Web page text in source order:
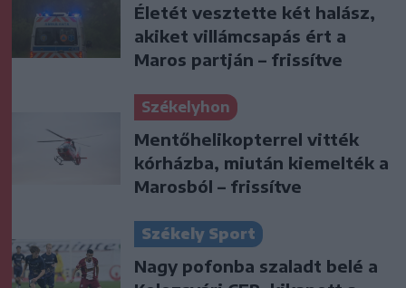
Életét vesztette két halász,
akiket villámcsapás ért a
Maros partján – frissítve
Székelyhon
Mentőhelikopterrel vitték
kórházba, miután kiemelték a
Marosból – frissítve
Székely Sport
Nagy pofonba szaladt belé a